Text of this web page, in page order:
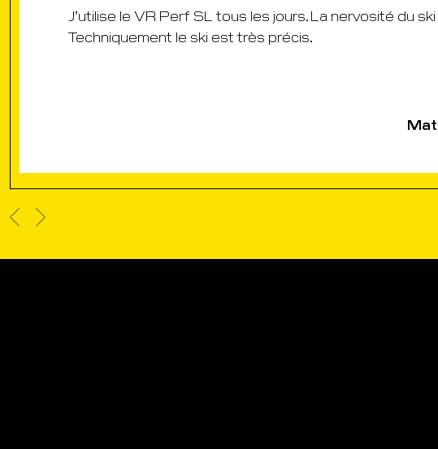
J’utilise le VR Perf SL tous les jours. La nervosité du ski
Techniquement le ski est très précis.